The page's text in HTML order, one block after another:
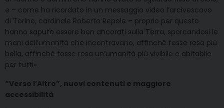
e – come ha ricordato in un messaggio video l’arcivescovo
di Torino, cardinale Roberto Repole – proprio per questo
hanno saputo essere ben ancorati sulla Terra, sporcandosi le
mani dell’umanità che incontravano, affinché fosse resa più
bella, affinché fosse resa un’umanità più vivibile e abitabile
per tutti»
“Verso l’Altro”, nuovi contenuti e maggiore
accessibilità